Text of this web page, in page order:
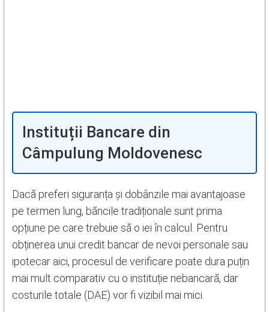
Instituții Bancare din
Câmpulung Moldovenesc
Dacă preferi siguranța și dobânzile mai avantajoase
pe termen lung, băncile tradiționale sunt prima
opțiune pe care trebuie să o iei în calcul. Pentru
obținerea unui credit bancar de nevoi personale sau
ipotecar aici, procesul de verificare poate dura puțin
mai mult comparativ cu o instituție nebancară, dar
costurile totale (DAE) vor fi vizibil mai mici.